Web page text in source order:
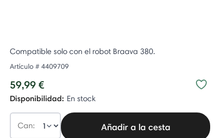
Compatible solo con el robot Braava 380.
Artículo # 4409709
59,99 €
Disponibilidad: En stock
Can: Añadir a la cesta